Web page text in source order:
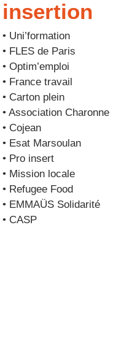
insertion
• Uni’formation
• FLES de Paris
• Optim’emploi
• France travail
• Carton plein
• Association Charonne
• Cojean
• Esat Marsoulan
• Pro insert
• Mission locale
• Refugee Food
• EMMAÜS Solidarité
• CASP